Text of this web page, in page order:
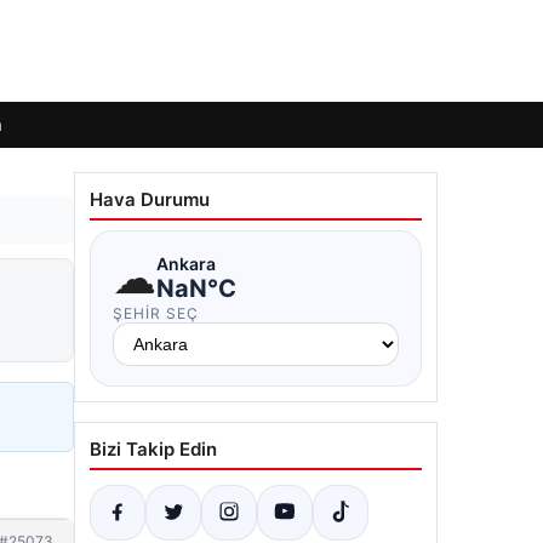
Hava Durumu
☁Ankara
NaN°C
ŞEHIR SEÇ
Bizi Takip Edin